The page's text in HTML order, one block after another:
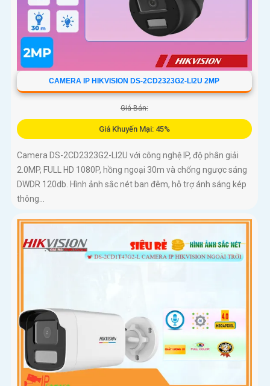
CAMERA IP HIKVISION DS-2CD2323G2-LI2U 2MP
Giá Bán:
Giá Khuyến Mại: 45%
Camera DS-2CD2323G2-LI2U với công nghệ IP, độ phân giải
2.0MP, FULL HD 1080P, hồng ngoại 30m và chống ngược sáng
DWDR 120db. Hình ảnh sắc nét ban đêm, hỗ trợ ánh sáng kép
thông...